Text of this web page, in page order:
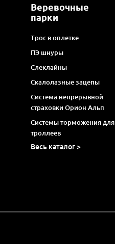
Веревочные
парки
Трос в оплетке
ПЭ шнуры
Слеклайны
Скалолазные зацепы
Система непрерывной
страховки Орион Альп
Системы торможения для
троллеев
Весь каталог >